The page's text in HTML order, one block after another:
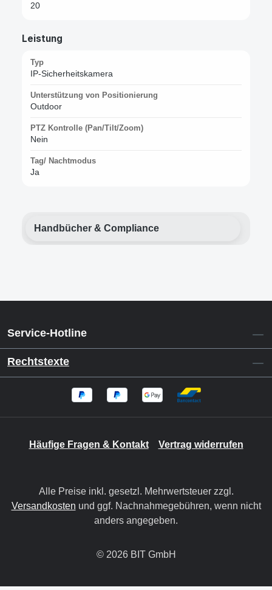
20
Leistung
Typ
IP-Sicherheitskamera
Unterstützung von Positionierung
Outdoor
PTZ Kontrolle (Pan/Tilt/Zoom)
Nein
Tag/ Nachtmodus
Ja
Handbücher & Compliance
Service-Hotline
Rechtstexte
Häufige Fragen & Kontakt Vertrag widerrufen
Alle Preise inkl. gesetzl. Mehrwertsteuer zzgl.
Versandkosten und ggf. Nachnahmegebühren, wenn nicht
anders angegeben.
© 2026 BIT GmbH